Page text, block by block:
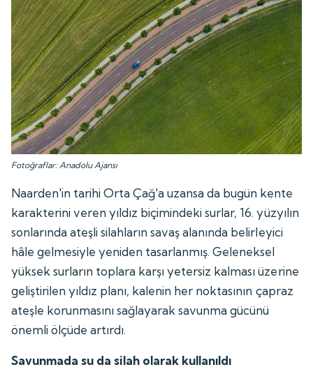
Fotoğraflar: Anadolu Ajansı
Naarden'in tarihi Orta Çağ'a uzansa da bugün kente
karakterini veren yıldız biçimindeki surlar, 16. yüzyılın
sonlarında ateşli silahların savaş alanında belirleyici
hâle gelmesiyle yeniden tasarlanmış. Geleneksel
yüksek surların toplara karşı yetersiz kalması üzerine
geliştirilen yıldız planı, kalenin her noktasının çapraz
ateşle korunmasını sağlayarak savunma gücünü
önemli ölçüde artırdı.
Savunmada su da silah olarak kullanıldı